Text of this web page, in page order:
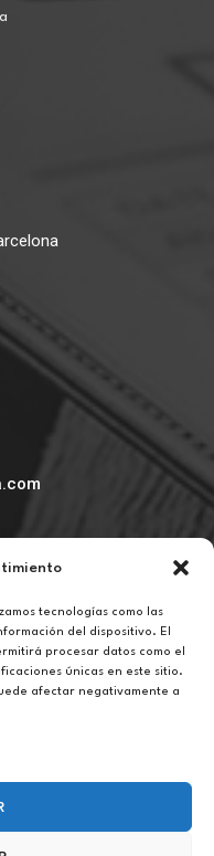
tecnologías como las
del dispositivo. El
procesar datos como el
únicas en este sitio.
afectar negativamente a